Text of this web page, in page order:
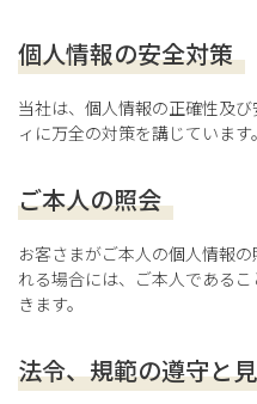
個人情報の安全対策
当社は、個人情報の正確性及
ィに万全の対策を講じています。
ご本人の照会
お客さまがご本人の個人情報
れる場合には、ご本人である
きます。
法令、規範の遵守と